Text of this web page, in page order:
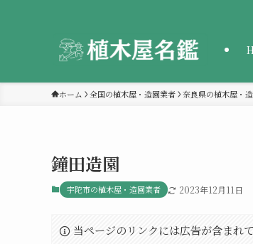
ホーム 全国の植木屋・造園業者 奈良県の植木屋・
鐘田造園
宇陀市の植木屋・造園業者 2023年12月11日
当ページのリンクには広告が含まれて